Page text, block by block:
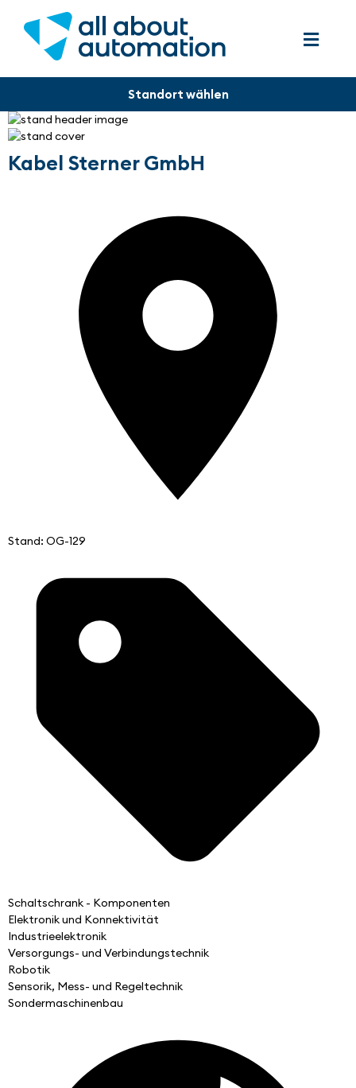
Kabel Sterner GmbH
Stand: OG-129
Schaltschrank - Komponenten
Elektronik und Konnektivität
Industrieelektronik
Versorgungs- und Verbindungstechnik
Robotik
Sensorik, Mess- und Regeltechnik
Sondermaschinenbau